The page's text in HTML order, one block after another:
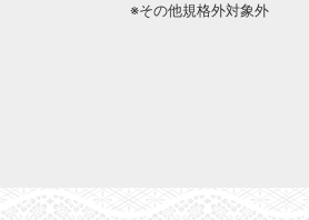
※その他規格外対象外